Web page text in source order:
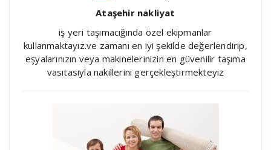
Ataşehir nakliyat
iş yeri taşımacığında özel ekipmanlar
kullanmaktayız.ve zamanı en iyi şekilde değerlendirip,
eşyalarınızın veya makinelerinizin en güvenilir taşıma
vasıtasıyla nakillerini gerçekleştirmekteyiz